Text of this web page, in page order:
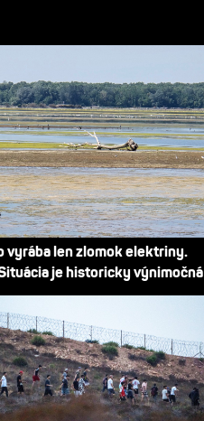
vyrába len zlomok elektriny.
je historicky výnimočná